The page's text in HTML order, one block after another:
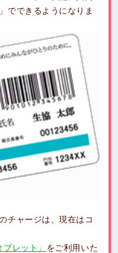
でできるようになりま
チャージは、現在はコ
ブレット」 をご利用いた